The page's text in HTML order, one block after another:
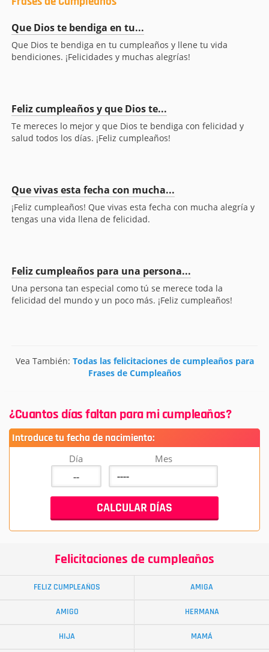
Que Dios te bendiga en tu...
Que Dios te bendiga en tu cumpleaños y llene tu vida
bendiciones. ¡Felicidades y muchas alegrías!
Feliz cumpleaños y que Dios te...
Te mereces lo mejor y que Dios te bendiga con felicidad y
salud todos los días. ¡Feliz cumpleaños!
Que vivas esta fecha con mucha...
¡Feliz cumpleaños! Que vivas esta fecha con mucha alegría y
tengas una vida llena de felicidad.
Feliz cumpleaños para una persona...
Una persona tan especial como tú se merece toda la
felicidad del mundo y un poco más. ¡Feliz cumpleaños!
Vea También: Todas las felicitaciones de cumpleaños para
Frases de Cumpleaños
¿Cuantos días faltan para mi cumpleaños?
Introduce tu fecha de nacimiento:
Día Mes
Felicitaciones de cumpleaños
FELIZ CUMPLEAÑOS AMIGA
AMIGO HERMANA
HIJA MAMÁ